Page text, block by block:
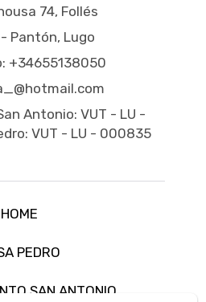
74, Follés
Pantón, Lugo
+34655138050
Antonio: VUT - LU -
VUT - LU - 000835
HOME
PEDRO
SAN ANTONIO